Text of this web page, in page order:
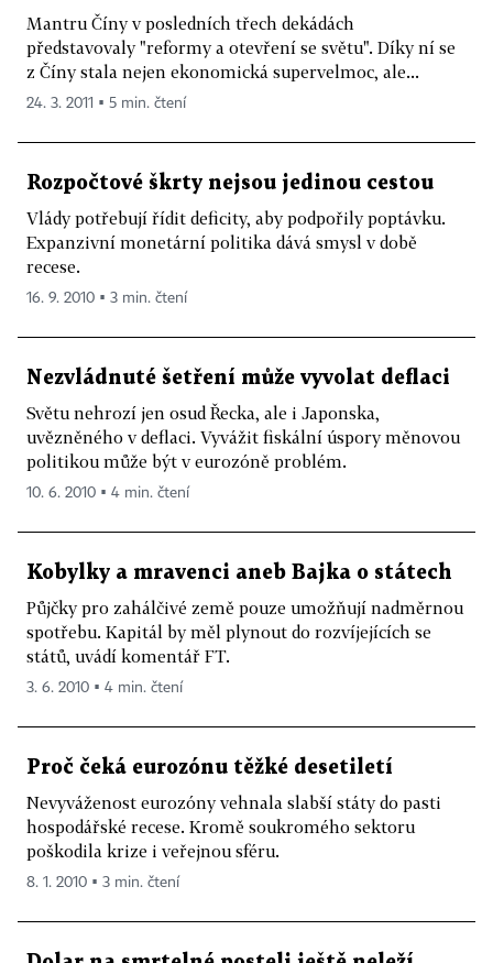
Mantru Číny v posledních třech dekádách
představovaly "reformy a otevření se světu". Díky ní se
z Číny stala nejen ekonomická supervelmoc, ale...
24. 3. 2011 ▪ 5 min. čtení
Rozpočtové škrty nejsou jedinou cestou
Vlády potřebují řídit deficity, aby podpořily poptávku.
Expanzivní monetární politika dává smysl v době
recese.
16. 9. 2010 ▪ 3 min. čtení
Nezvládnuté šetření může vyvolat deflaci
Světu nehrozí jen osud Řecka, ale i Japonska,
uvězněného v deflaci. Vyvážit fiskální úspory měnovou
politikou může být v eurozóně problém.
10. 6. 2010 ▪ 4 min. čtení
Kobylky a mravenci aneb Bajka o státech
Půjčky pro zahálčivé země pouze umožňují nadměrnou
spotřebu. Kapitál by měl plynout do rozvíjejících se
států, uvádí komentář FT.
3. 6. 2010 ▪ 4 min. čtení
Proč čeká eurozónu těžké desetiletí
Nevyváženost eurozóny vehnala slabší státy do pasti
hospodářské recese. Kromě soukromého sektoru
poškodila krize i veřejnou sféru.
8. 1. 2010 ▪ 3 min. čtení